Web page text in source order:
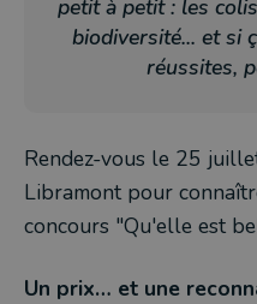
petit à petit : les
biodiversité... et si
réussites,
Rendez-vous le 25
Libramont pour
concours "Qu'elle est
Un prix… et une